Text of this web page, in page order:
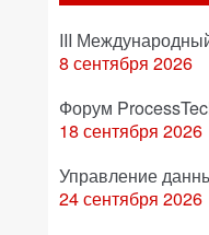
III
8 сентября 2026
Форум
18 сентября 2026
Управление
24 сентября 2026